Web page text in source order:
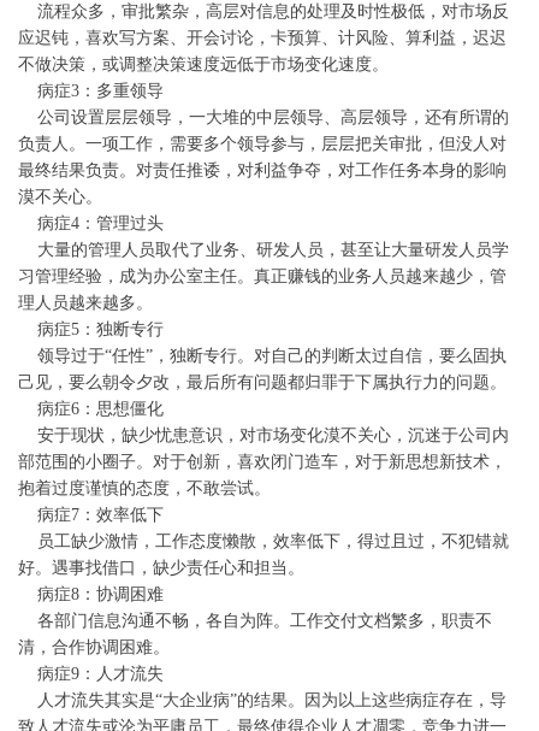
流程众多，审批繁杂，高层对信息的处理及时性极低，对市场反
应迟钝，喜欢写方案、开会讨论，卡预算、计风险、算利益，迟迟
不做决策，或调整决策速度远低于市场变化速度。
病症3：多重领导
公司设置层层领导，一大堆的中层领导、高层领导，还有所谓的
负责人。一项工作，需要多个领导参与，层层把关审批，但没人对
最终结果负责。对责任推诿，对利益争夺，对工作任务本身的影响
漠不关心。
病症4：管理过头
大量的管理人员取代了业务、研发人员，甚至让大量研发人员学
习管理经验，成为办公室主任。真正赚钱的业务人员越来越少，管
理人员越来越多。
病症5：独断专行
领导过于“任性”，独断专行。对自己的判断太过自信，要么固执
己见，要么朝令夕改，最后所有问题都归罪于下属执行力的问题。
病症6：思想僵化
安于现状，缺少忧患意识，对市场变化漠不关心，沉迷于公司内
部范围的小圈子。对于创新，喜欢闭门造车，对于新思想新技术，
抱着过度谨慎的态度，不敢尝试。
病症7：效率低下
员工缺少激情，工作态度懒散，效率低下，得过且过，不犯错就
好。遇事找借口，缺少责任心和担当。
病症8：协调困难
各部门信息沟通不畅，各自为阵。工作交付文档繁多，职责不
清，合作协调困难。
病症9：人才流失
人才流失其实是“大企业病”的结果。因为以上这些病症存在，导
致人才流失或沦为平庸员工，最终使得企业人才凋零，竞争力进一